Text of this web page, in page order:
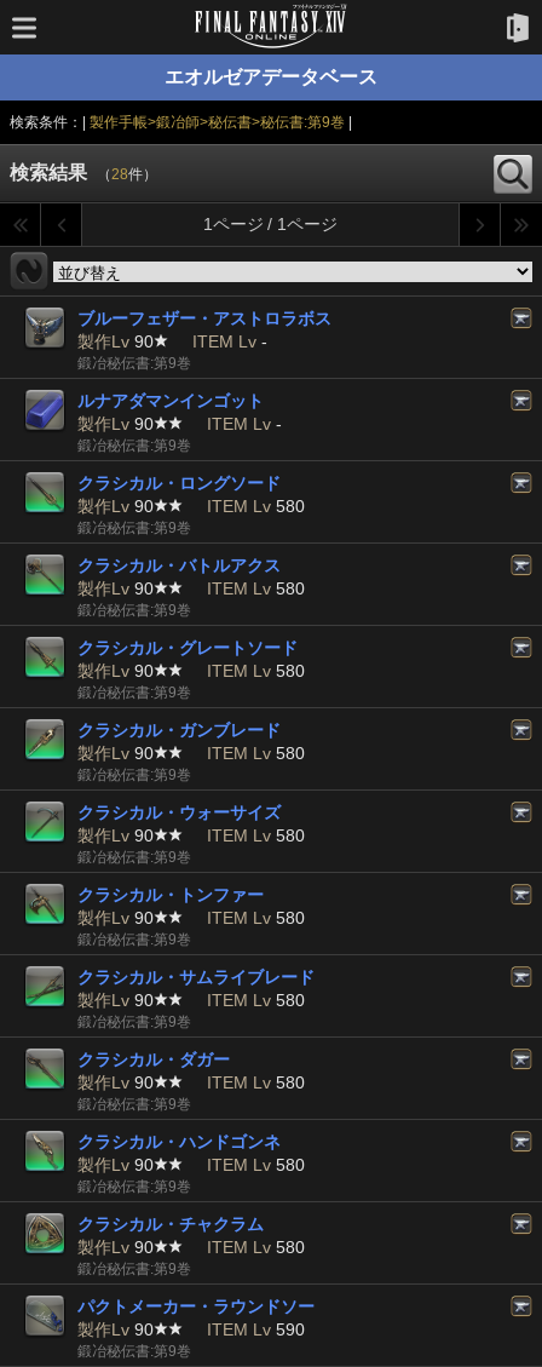
エオルゼアデータベース
検索条件：| 製作手帳>鍛冶師>秘伝書>秘伝書:第9巻
検索結果 （28件）
1ページ / 1ページ
ブルーフェザー・アストロラボス
製作Lv 90 ITEM Lv -
鍛冶秘伝書:第9巻
ルナアダマンインゴット
製作Lv 90 ITEM Lv -
鍛冶秘伝書:第9巻
クラシカル・ロングソード
製作Lv 90 ITEM Lv 580
鍛冶秘伝書:第9巻
クラシカル・バトルアクス
製作Lv 90 ITEM Lv 580
鍛冶秘伝書:第9巻
クラシカル・グレートソード
製作Lv 90 ITEM Lv 580
鍛冶秘伝書:第9巻
クラシカル・ガンブレード
製作Lv 90 ITEM Lv 580
鍛冶秘伝書:第9巻
クラシカル・ウォーサイズ
製作Lv 90 ITEM Lv 580
鍛冶秘伝書:第9巻
クラシカル・トンファー
製作Lv 90 ITEM Lv 580
鍛冶秘伝書:第9巻
クラシカル・サムライブレード
製作Lv 90 ITEM Lv 580
鍛冶秘伝書:第9巻
クラシカル・ダガー
製作Lv 90 ITEM Lv 580
鍛冶秘伝書:第9巻
クラシカル・ハンドゴンネ
製作Lv 90 ITEM Lv 580
鍛冶秘伝書:第9巻
クラシカル・チャクラム
製作Lv 90 ITEM Lv 580
鍛冶秘伝書:第9巻
パクトメーカー・ラウンドソー
製作Lv 90 ITEM Lv 590
鍛冶秘伝書:第9巻